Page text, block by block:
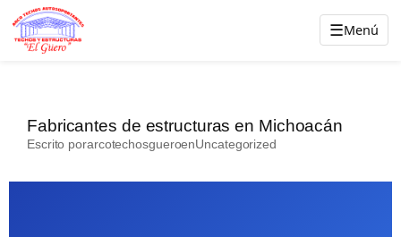
Saltar
contenido
☰Menú
Fabricantes de estructuras en Michoacán
Escrito porarcotechosgueroenUncategorized